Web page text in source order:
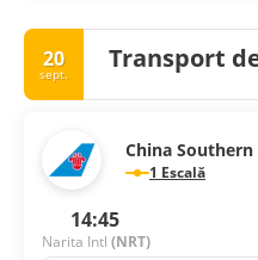
20
sept.
Transport
China
1 Escală
14:45
Narita Intl (NRT)